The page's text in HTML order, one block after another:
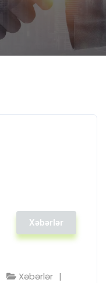
Xəbərlər
Xəbərlər